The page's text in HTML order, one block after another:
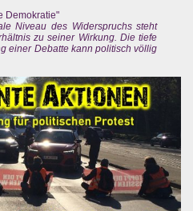
Demokratie"
Niveau des Widerspruchs steht
zu seiner Wirkung. Die tiefe
einer Debatte kann politisch völlig